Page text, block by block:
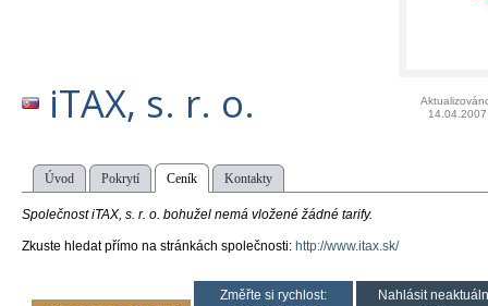
iTAX, s. r. o.
14.04.2007
Úvod Pokrytí Ceník Kontakty
Společnost iTAX, s. r. o. bohužel nemá vložené žádné tarify.
Zkuste hledat přímo na stránkách společnosti: http://www.itax.sk/
Změřte si rychlost:
Nahlásit